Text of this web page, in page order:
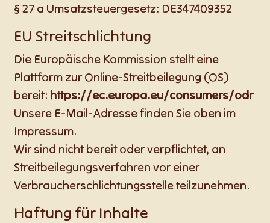
§ 27 a Umsatzsteuergesetz: DE347409352
EU Streitschlichtung
Die Europäische Kommission stellt eine
Plattform zur Online-Streitbeilegung (OS)
bereit: https://ec.europa.eu/consumers/odr
Unsere E-Mail-Adresse finden Sie oben im
Impressum.
Wir sind nicht bereit oder verpflichtet, an
Streitbeilegungsverfahren vor einer
Verbraucherschlichtungsstelle teilzunehmen.
Haftung für Inhalte